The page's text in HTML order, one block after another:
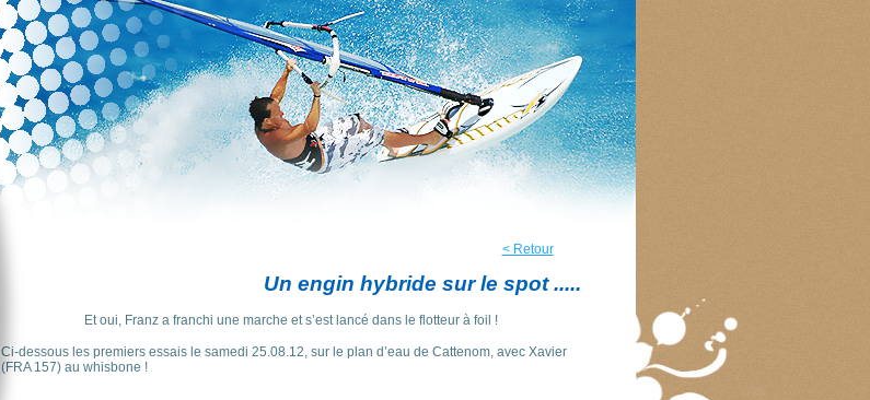
< Retour
Un engin hybride sur le spot .....
Et oui, Franz a franchi une marche et s’est lancé dans le flotteur à foil !
Ci-dessous les premiers essais le samedi 25.08.12, sur le plan d’eau de Cattenom, avec Xavier
(FRA 157) au whisbone !